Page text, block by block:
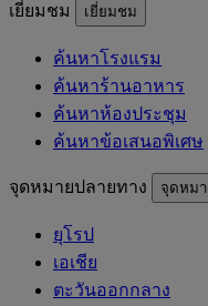
เยี่ยมชม เยี่ยมชม
ค้นหาโรงแรม
ค้นหาร้านอาหาร
ค้นหาห้องประชุม
ค้นหาข้อเสนอพิเศษ
จุดหมายปลายทาง จุดหม
ยุโรป
เอเชีย
ตะวันออกกลาง